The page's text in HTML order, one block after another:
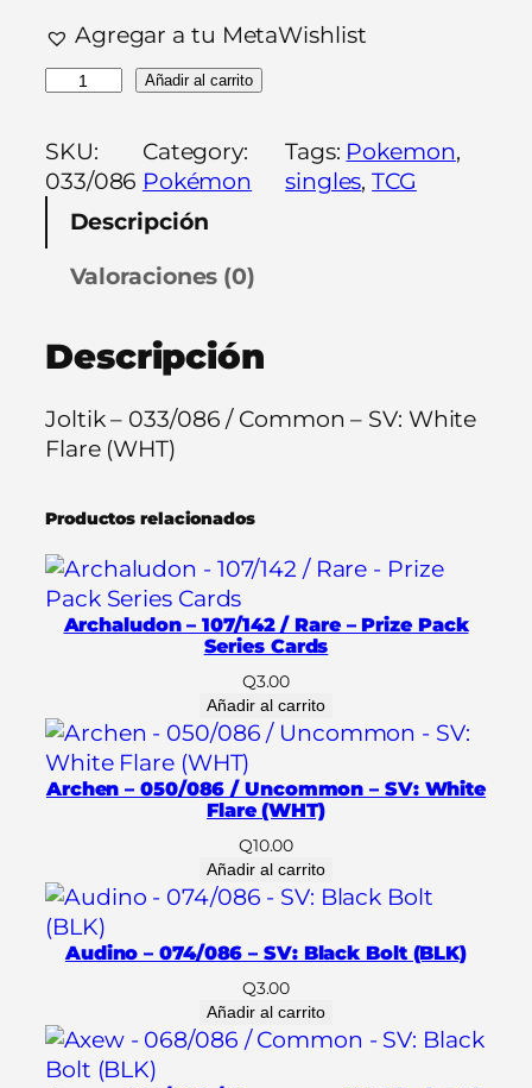
Agregar a tu MetaWishlist
l
t
i
3
0
8
C
o
m
m
S
V
:
i
t
e
a
r
Añadir al carrito
SKU:
033/086
Category:
Pokémon
Tags: Pokemon
singles, TCG
Descripción
Valoraciones (0)
Descripción
Joltik – 033/086 / Common – SV: White
Flare (WHT)
Productos relacionados
Archaludon – 107/142 / Rare – Prize Pack
Series Cards
Q3.00
Añadir al carrito
Archen – 050/086 / Uncommon – SV: White
Flare (WHT)
Q10.00
Añadir al carrito
Audino – 074/086 – SV: Black Bolt (BLK)
Q3.00
Añadir al carrito